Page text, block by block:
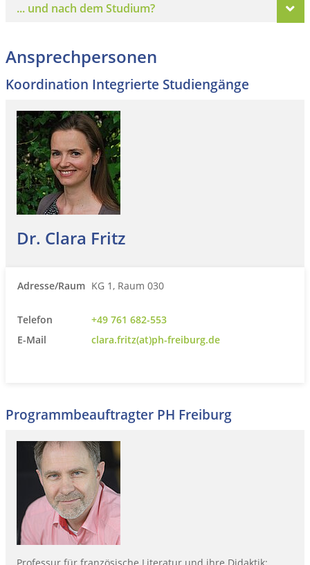
... und nach dem Studium?
Ansprechpersonen
Koordination Integrierte Studiengänge
Dr. Clara Fritz
Adresse/Raum KG 1, Raum 030
Telefon
+49 761 682-553
E-Mail
clara.fritz(at)ph-freiburg.de
Programmbeauftragter PH Freiburg